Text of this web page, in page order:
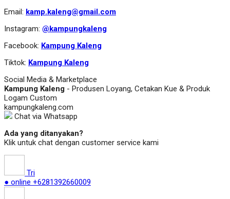
Email: kamp.kaleng@gmail.com
Instagram: @kampungkaleng
Facebook: Kampung Kaleng
Tiktok: Kampung Kaleng
Social Media & Marketplace
Kampung Kaleng - Produsen Loyang, Cetakan Kue & Produk
Logam Custom
kampungkaleng.com
Chat via Whatsapp
Ada yang ditanyakan?
Klik untuk chat dengan customer service kami
Tri
● online +6281392660009